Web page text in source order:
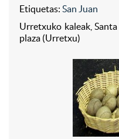
Etiquetas: San Juan
Urretxuko kaleak,
plaza (Urretxu)